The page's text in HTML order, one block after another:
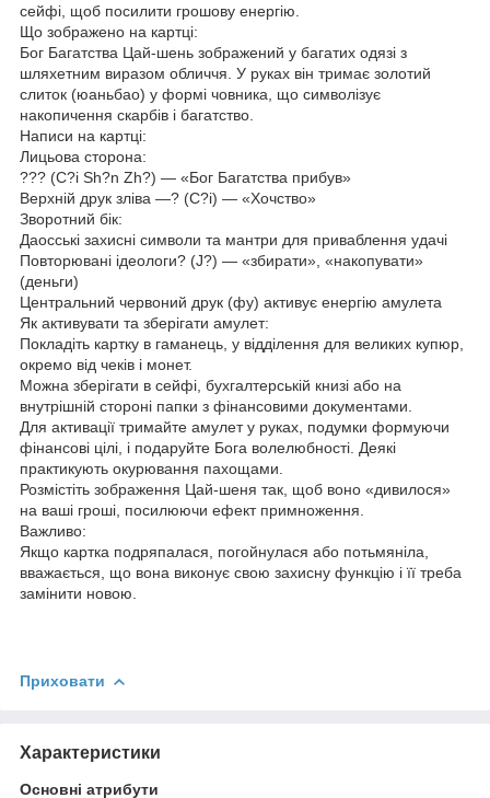
сейфі, щоб посилити грошову енергію.
Що зображено на картці:
Бог Багатства Цай-шень зображений у багатих одязі з
шляхетним виразом обличчя. У руках він тримає золотий
слиток (юаньбао) у формі човника, що символізує
накопичення скарбів і багатство.
Написи на картці:
Лицьова сторона:
??? (C?i Sh?n Zh?) — «Бог Багатства прибув»
Верхній друк зліва —? (C?i) — «Хочство»
Зворотний бік:
Даосські захисні символи та мантри для приваблення удачі
Повторювані ідеологи? (J?) — «збирати», «накопувати»
(деньги)
Центральний червоний друк (фу) активує енергію амулета
Як активувати та зберігати амулет:
Покладіть картку в гаманець, у відділення для великих купюр,
окремо від чеків і монет.
Можна зберігати в сейфі, бухгалтерській книзі або на
внутрішній стороні папки з фінансовими документами.
Для активації тримайте амулет у руках, подумки формуючи
фінансові цілі, і подаруйте Бога волелюбності. Деякі
практикують окурювання пахощами.
Розмістіть зображення Цай-шеня так, щоб воно «дивилося»
на ваші гроші, посилюючи ефект примноження.
Важливо:
Якщо картка подряпалася, погойнулася або потьмяніла,
вважається, що вона виконує свою захисну функцію і її треба
замінити новою.
Приховати
Характеристики
Основні атрибути